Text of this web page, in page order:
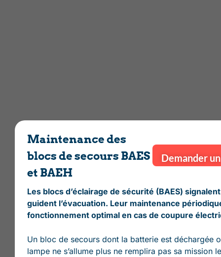
Maintenance des
blocs de secours BAES
et BAEH
Demander
Les blocs d’éclairage de sécurité (BAES)
guident l’évacuation. Leur maintenance
fonctionnement optimal en cas de coupure
Un bloc de secours dont la batterie est déchargée
lampe ne s’allume plus ne remplira pas sa mission